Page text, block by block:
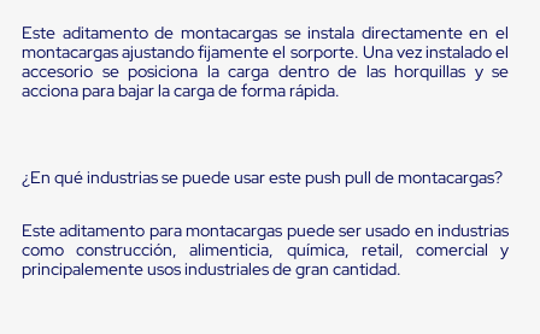
patio
portátiles
Rampas
de
Cargas
para
Puertas
de
Este aditamento de montacargas se instala directamente en el
montacargas ajustando fijamente el sorporte. Una vez instalado el
accesorio se posiciona la carga dentro de las horquillas y se
acciona para bajar la carga de forma rápida.
¿En qué industrias se puede usar este push pull de montacargas?
Este aditamento para montacargas puede ser usado en industrias
como construcción, alimenticia, química, retail, comercial y
principalemente usos industriales de gran cantidad.